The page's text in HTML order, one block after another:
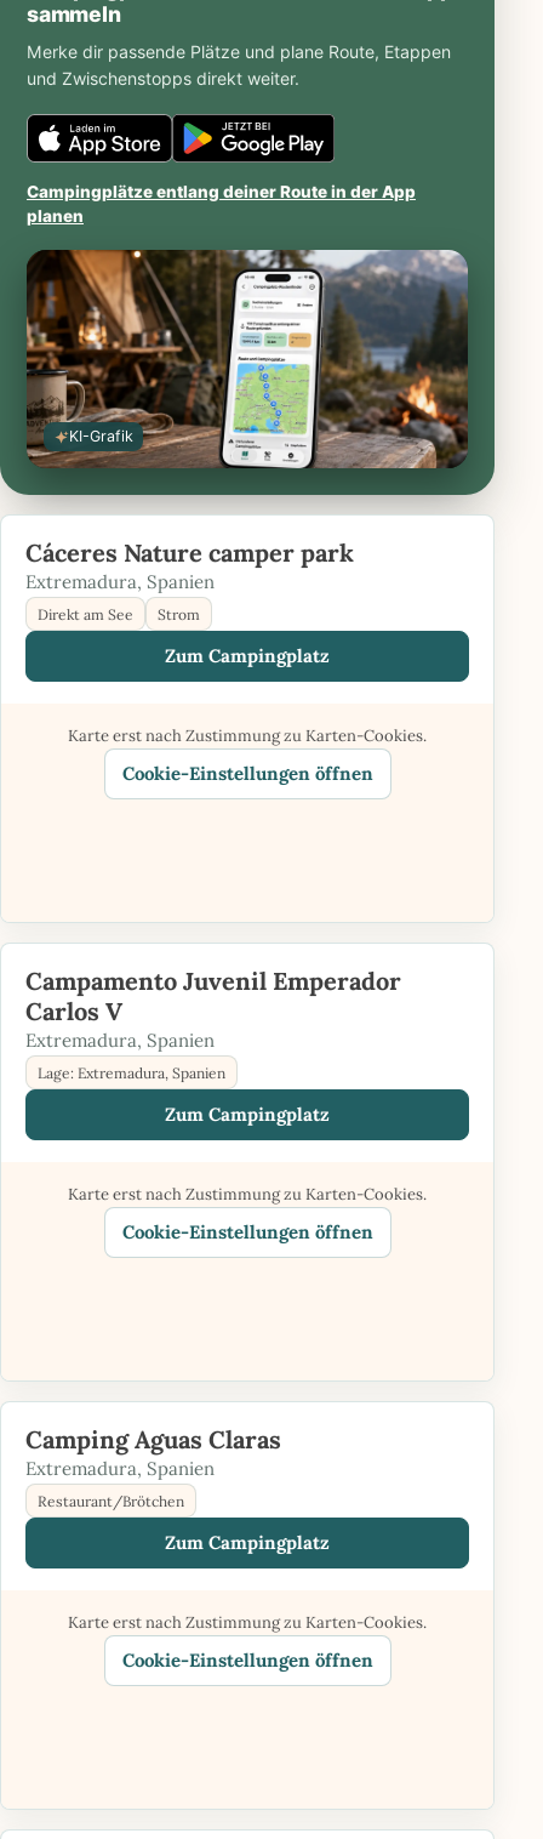
KI-Grafik
sammeln
Merke dir passende Plätze und plane Route, Etappen
und Zwischenstopps direkt weiter.
Caravanios
iOS
App
Store
öffnen
Caravanios
Google
öffnen
Campingplätze entlang deiner Route in der App
planen
Cáceres Nature camper park
Extremadura, Spanien
Direkt am See Strom
Zum Campingplatz
Karte erst nach Zustimmung zu Karten-Cookies.
Cookie-Einstellungen öffnen
Campamento Juvenil Emperador
Carlos V
Extremadura, Spanien
Lage: Extremadura, Spanien
Zum Campingplatz
Karte erst nach Zustimmung zu Karten-Cookies.
Cookie-Einstellungen öffnen
Camping Aguas Claras
Extremadura, Spanien
Restaurant/Brötchen
Zum Campingplatz
Karte erst nach Zustimmung zu Karten-Cookies.
Cookie-Einstellungen öffnen